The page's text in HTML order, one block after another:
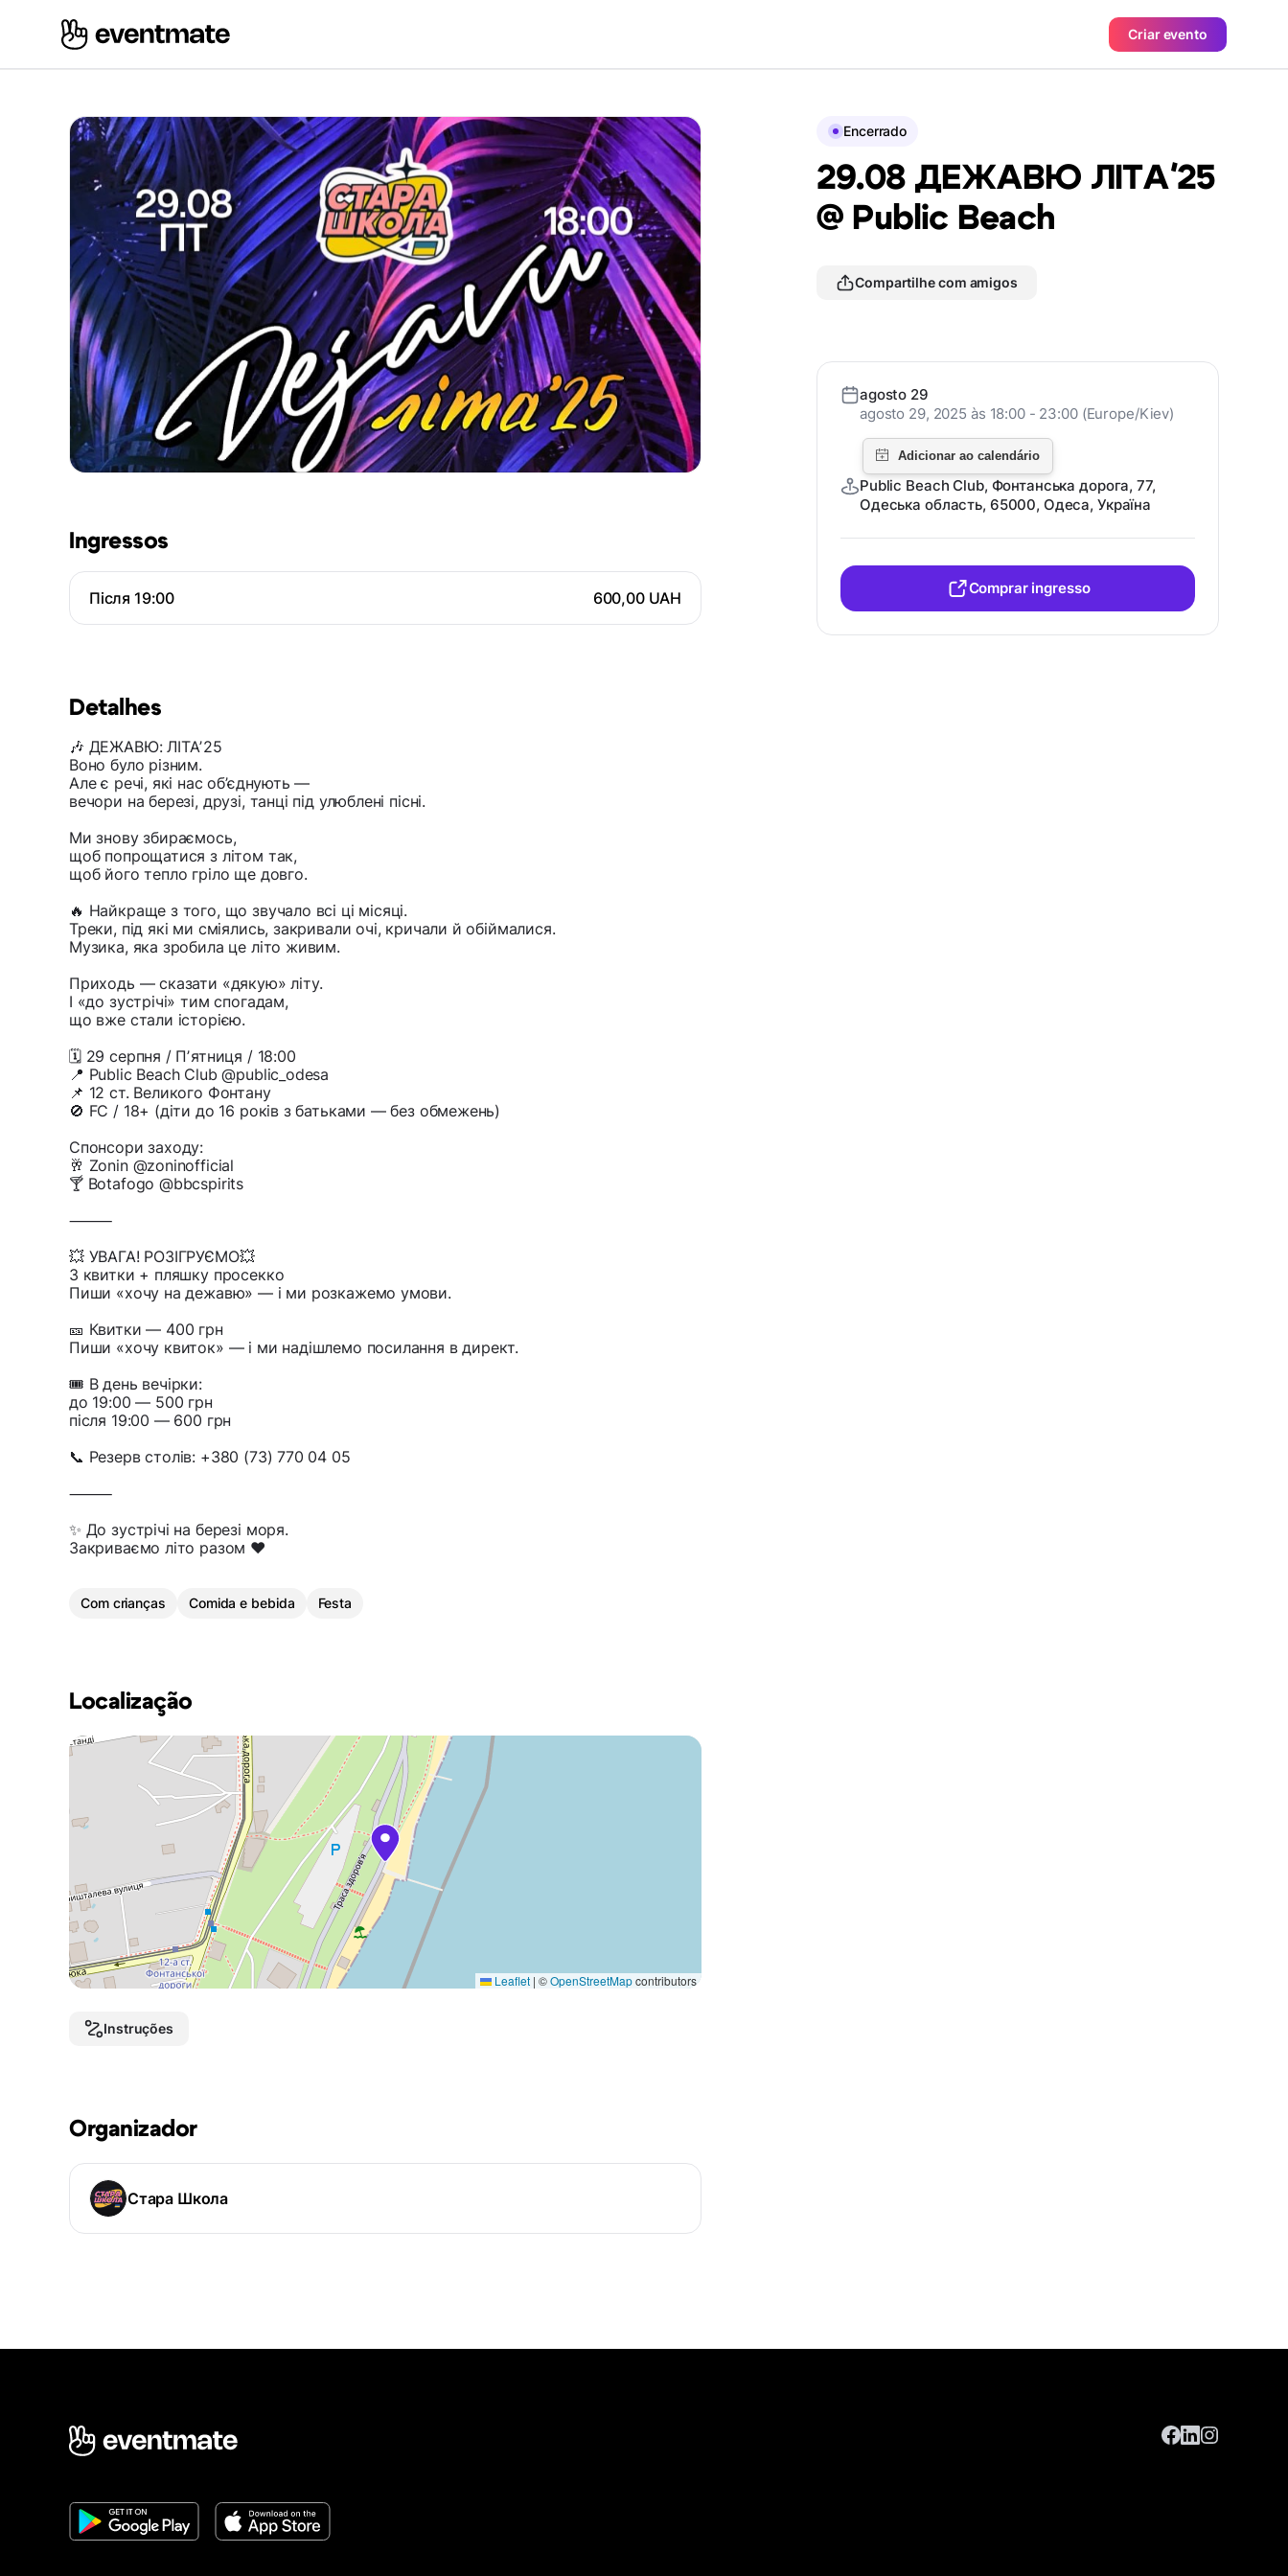
Criar evento
Ingressos
Після 19:00 600,00 UAH
Detalhes
🎶 ДЕЖАВЮ: ЛІТАʼ25
Воно було різним.
Але є речі, які нас об’єднують —
вечори на березі, друзі, танці під улюблені пісні.
Ми знову збираємось,
щоб попрощатися з літом так,
щоб його тепло гріло ще довго.
🔥 Найкраще з того, що звучало всі ці місяці.
Треки, під які ми сміялись, закривали очі, кричали й обіймалися.
Музика, яка зробила це літо живим.
Приходь — сказати «дякую» літу.
І «до зустрічі» тим спогадам,
що вже стали історією.
🗓 29 серпня / Пʼятниця / 18:00
📍 Public Beach Club @public_odesa
📌 12 ст. Великого Фонтану
🚫 FC / 18+ (діти до 16 років з батьками — без обмежень)
Спонсори заходу:
🥂 Zonin @zoninofficial
🍸 Botafogo @bbcspirits
⸻
💥 УВАГА! РОЗІГРУЄМО💥
3 квитки + пляшку просекко
Пиши «хочу на дежавю» — і ми розкажемо умови.
🎫 Квитки — 400 грн
Пиши «хочу квиток» — і ми надішлемо посилання в директ.
🎟 В день вечірки:
до 19:00 — 500 грн
після 19:00 — 600 грн
📞 Резерв столів: +380 (73) 770 04 05
⸻
✨ До зустрічі на березі моря.
Закриваємо літо разом ❤️
Com crianças Comida e bebida Festa
Localização
Leaflet | ©OpenStreetMapcontributors
Instruções
Organizador
Стара Школа
Encerrado
29.08 ДЕЖАВЮ ЛІТАʼ25
@ Public Beach
Compartilhe com amigos
agosto 29
agosto 29, 2025 às 18:00 - 23:00 (Europe/Kiev)
Public Beach Club, Фонтанська дорога, 77,
Одеська область, 65000, Одеса, Україна
Comprar ingresso